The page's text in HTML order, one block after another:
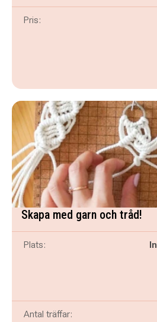
Pris:
Skapa med garn och tråd!
Plats:
Antal träffar: